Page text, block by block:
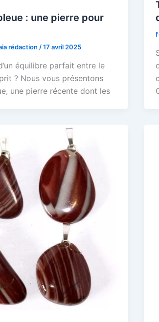
: une pierre pour
rédaction /17 avril 2025
équilibre parfait entre le
? Nous vous présentons
une pierre récente dont les